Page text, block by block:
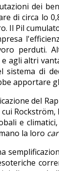
dei
di circa lo
Il Pil
perduti.
agli altri
di
apportare
del
cui
e
la loro